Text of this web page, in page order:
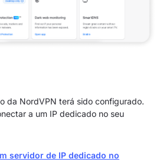
da NordVPN terá sido configurado.
a um IP dedicado no seu
servidor de IP dedicado no